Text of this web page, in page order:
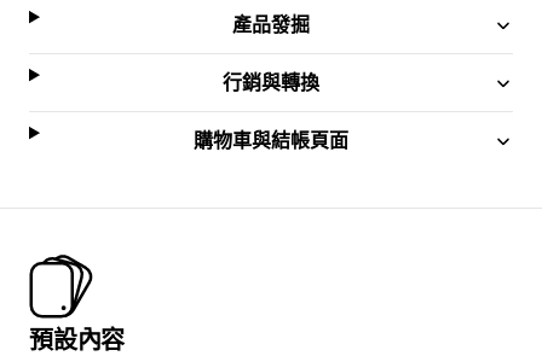
產品發掘
行銷與轉換
購物車與結帳頁面
預設內容